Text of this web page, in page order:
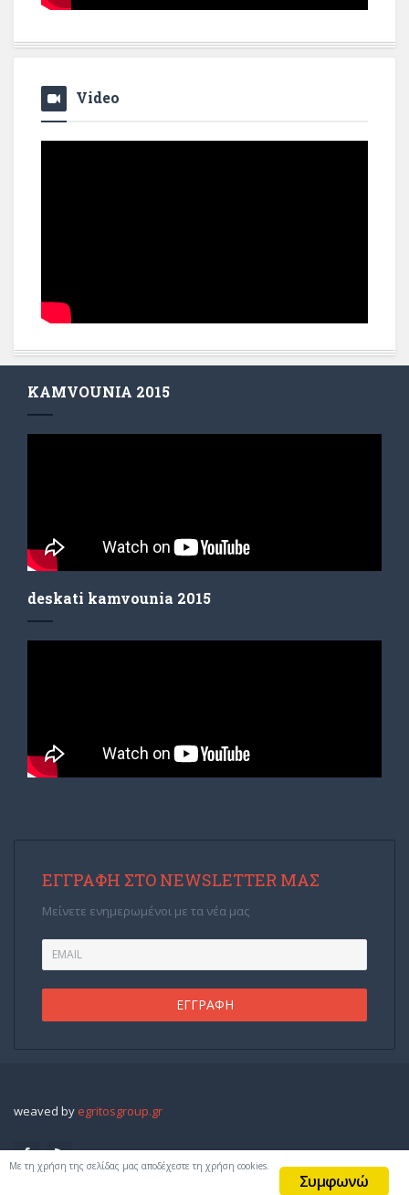
Video
KAMVOUNIA 2015
deskati kamvounia 2015
ΕΓΓΡΑΦΉ ΣΤΟ NEWSLETTER ΜΑΣ
Μείνετε ενημερωμένοι με τα νέα μας
weaved by egritosgroup.gr
Συμφωνώ
Με τη χρήση της σελίδας μας αποδέχεστε τη χρήση cookies.